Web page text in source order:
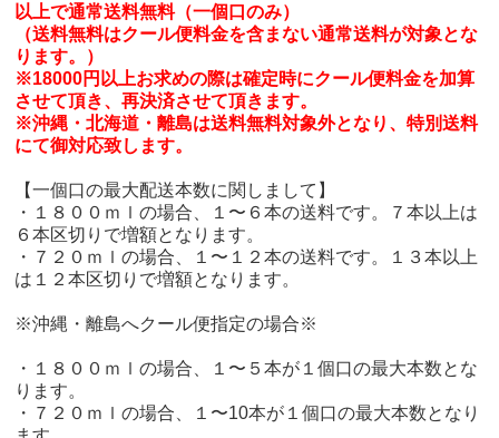
以上で通常送料無料（一個口のみ）
（送料無料はクール便料金を含まない通常送料が対象とな
ります。）
※18000円以上お求めの際は確定時にクール便料金を加算
させて頂き、再決済させて頂きます。
※沖縄・北海道・離島は送料無料対象外となり、特別送料
にて御対応致します。
【一個口の最大配送本数に関しまして】
・１８００ｍｌの場合、１〜６本の送料です。７本以上は
６本区切りで増額となります。
・７２０ｍｌの場合、１〜１２本の送料です。１３本以上
は１２本区切りで増額となります。
※沖縄・離島へクール便指定の場合※
・１８００ｍｌの場合、１〜５本が１個口の最大本数とな
ります。
・７２０ｍｌの場合、１〜10本が１個口の最大本数となり